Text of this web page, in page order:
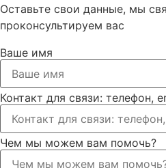
Оставьте свои данные, мы
проконсультируем вас
Ваше имя
Контакт для связи: телефон,
Чем мы можем вам помочь?